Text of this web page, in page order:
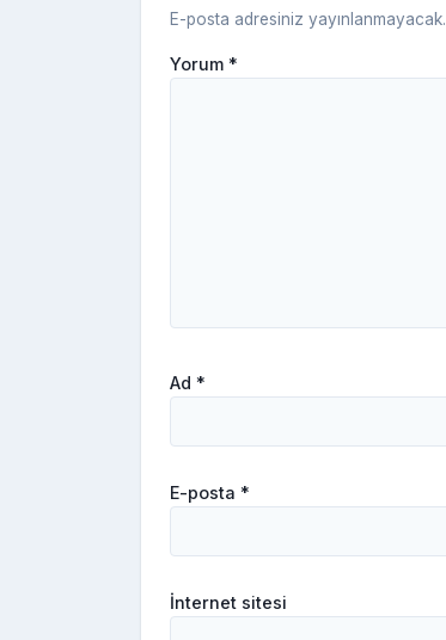
E-posta adresiniz yayınlanmayacak.
Yorum *
Ad *
E-posta *
İnternet sitesi